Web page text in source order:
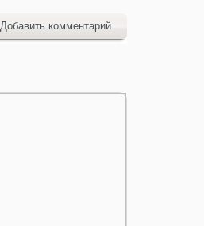
Добавить комментарий